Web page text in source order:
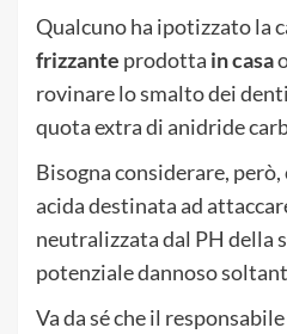
Qualcuno ha ipotizzato la
frizzante prodotta in casa
rovinare lo smalto dei
quota extra di anidride
Bisogna considerare,
acida destinata ad
neutralizzata dal PH della
potenziale dannoso
Va da sé che il